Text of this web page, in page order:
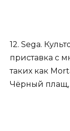
12. Sega.
приставка с
таких как
Чёрный плащ,